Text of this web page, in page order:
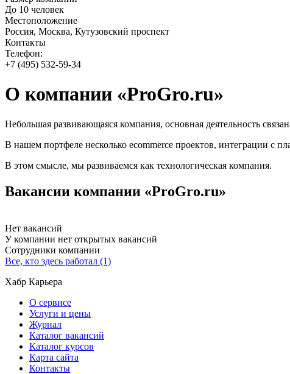
До 10 человек
Местоположение
Россия, Москва, Кутузовский проспект
Контакты
Телефон:
+7 (495) 532-59-34
О компании «ProGro.ru»
Небольшая развивающаяся компания, основная деятельность
В нашем портфеле несколько ecommerce проектов, интеграции с
В этом смысле, мы развиваемся как технологическая компания.
Вакансии компании «ProGro.ru»
Нет вакансий
У компании нет открытых вакансий
Сотрудники компании
Все, кто здесь работал (1)
Хабр Карьера
О сервисе
Услуги и цены
Журнал
Каталог вакансий
Каталог курсов
Карта сайта
Контакты